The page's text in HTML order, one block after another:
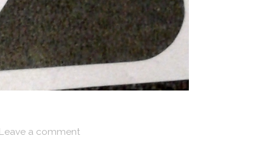
Leave a comment